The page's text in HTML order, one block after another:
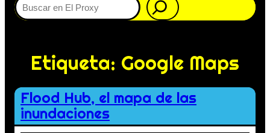
Etiqueta: Google Maps
Flood Hub, el mapa de las
inundaciones